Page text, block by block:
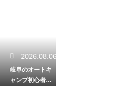
2026.08.06
岐阜のオートキ
ャンプ初心者の